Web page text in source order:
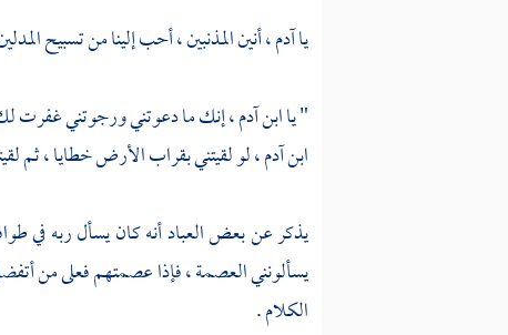
ياآدم ،أنين المذنبين ، أحب إلينا من تسبيح
" يا ابنآدم ،إنك ما دعوتني ورجوتني غفرت لك
ابنآدم ،لو لقيتني بقراب الأرض خطايا ، ثم
يذكر عن بعض العباد أنه كان يسأل ربه في
يسألونني العصمة ، فإذا عصمتهم فعلى من
الكلام .